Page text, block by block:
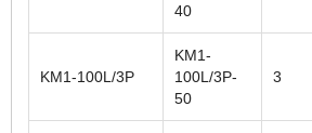
40
KM1-100L/3P
KM1-
100L/3P-
50
3